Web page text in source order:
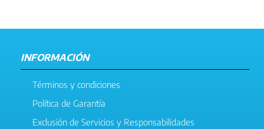
INFORMACIÓN
Términos y condiciones
Política de Garantía
Exclusión de Servicios y Responsabilidades